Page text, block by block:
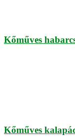
Kőműves
Kőműves